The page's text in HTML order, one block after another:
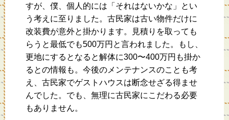
すが、僕、個人的には「それはないかな」とい
う考えに至りました。古民家は古い物件だけに
改装費が意外と掛かります。見積りを取っても
らうと最低でも500万円と言われました。もし、
更地にするとなると解体に300〜400万円も掛か
るとの情報も。今後のメンテナンスのことも考
え、古民家でゲストハウスは断念せざる得ませ
んでした。でも、無理に古民家にこだわる必要
もありません。